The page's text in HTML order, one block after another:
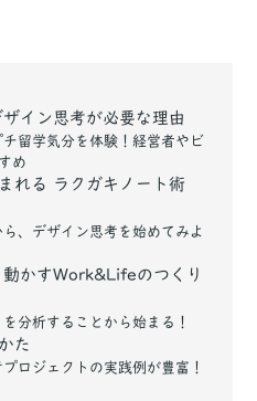
イン思考が必要な理由
留学気分を体験！経営者やビ
め
れる ラクガキノート術
、デザイン思考を始めてみよ
かすWork&Lifeのつくり
分析することから始まる！
た
ロジェクトの実践例が豊富！